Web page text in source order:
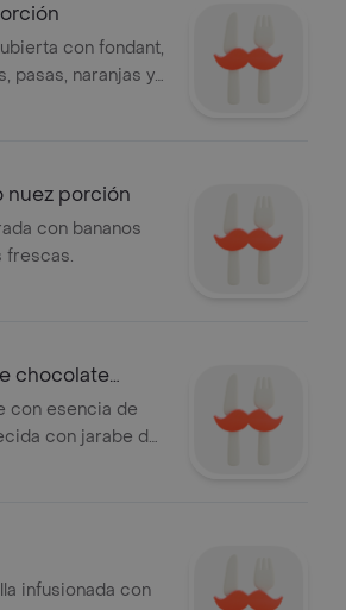
con fondant,
pasas, naranjas y
en ron
nuez porción
con bananos
frescas.
chocolate
con esencia de
con jarabe de
con ganache.
infusionada con